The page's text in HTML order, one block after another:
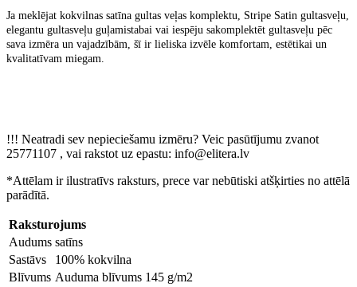
Ja meklējat kokvilnas satīna gultas veļas komplektu, Stripe Satin gultasveļu,
elegantu gultasveļu guļamistabai vai iespēju sakomplektēt gultasveļu pēc
sava izmēra un vajadzībām, šī ir lieliska izvēle komfortam, estētikai un
kvalitatīvam miegam.
!!! Neatradi sev nepieciešamu izmēru? Veic pasūtījumu zvanot
25771107 , vai rakstot uz epastu: info@elitera.lv
*Attēlam ir ilustratīvs raksturs, prece var nebūtiski atšķirties no attēlā
parādītā.
Raksturojums
Audums satīns
Sastāvs
100% kokvilna
Blīvums Auduma blīvums 145 g/m2